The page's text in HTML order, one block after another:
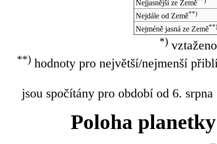
Nejjasnější ze Země
Nejdále od Země**)
Nejméně jasná ze Země**)
*)
**)hodnoty pro největší/nejmenší
jsou spočítány pro období od 6.
Poloha